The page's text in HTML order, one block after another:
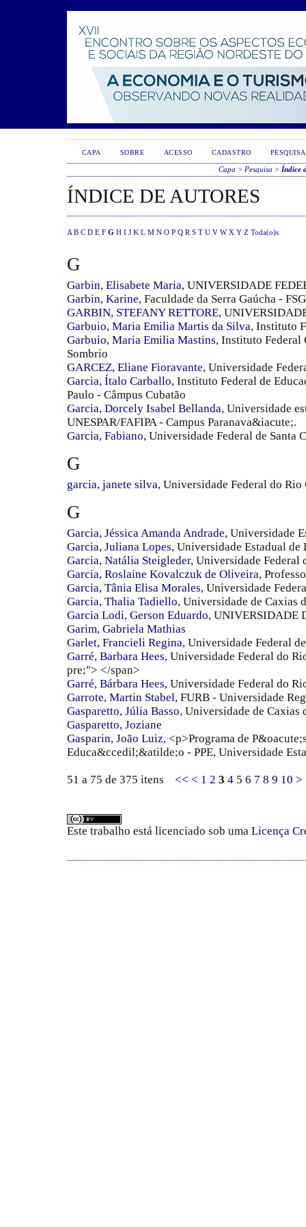
CAPA SOBRE ACESSO CADASTRO PESQUISA
Capa > Pesquisa > Índice
ÍNDICE DE AUTORES
A B C D E F G H I J K L M N O P Q R S T U V W X Y Z Toda(o)s
G
Garbin, Elisabete Maria, UNIVERSIDADE
Garbin, Karine, Faculdade da Serra Gaúcha - FSG
GARBIN, STEFANY RETTORE,
Garbuio, Maria Emilia Martis da Silva, Instituto
Garbuio, Maria Emilia Mastins, Instituto Federal
Sombrio
GARCEZ, Eliane Fioravante, Universidade
Garcia, Ítalo Carballo, Instituto Federal de
Paulo - Câmpus Cubatão
Garcia, Dorcely Isabel Bellanda, Universidade
UNESPAR/FAFIPA - Campus Paranava&iacute;.
Garcia, Fabiano, Universidade Federal de Santa
G
garcia, janete silva, Universidade Federal do Rio
G
Garcia, Jéssica Amanda Andrade, Universidade
Garcia, Juliana Lopes, Universidade Estadual de
Garcia, Natália Steigleder, Universidade Federal
Garcia, Roslaine Kovalczuk de Oliveira,
Garcia, Tânia Elisa Morales, Universidade
Garcia, Thalia Tadiello, Universidade de Caxias
Garcia Lodi, Gerson Eduardo, UNIVERSIDADE
Garim, Gabriela Mathias
Garlet, Francieli Regina, Universidade Federal
Garré, Barbara Hees, Universidade Federal do
pre;"> </span>
Garré, Bárbara Hees, Universidade Federal do
Garrote, Martin Stabel, FURB - Universidade
Gasparetto, Júlia Basso, Universidade de Caxias
Gasparetto, Joziane
Gasparin, João Luiz, <p>Programa de
Educa&ccedil;&atilde;o - PPE, Universidade
51 a 75 de 375 itens << < 1 2 3 4 5 6 7 8 9 10 >
Este trabalho está licenciado sob uma Licença